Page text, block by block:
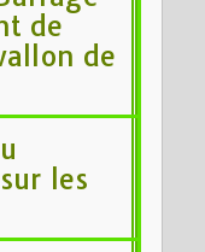
de
de
les